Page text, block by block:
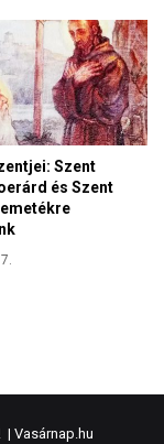
| Vasárnap.hu